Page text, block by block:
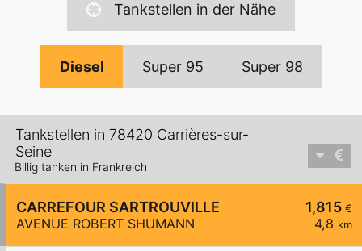
Tankstellen in der Nähe
Diesel Super 95 Super 98
Tankstellen in 78420 Carrières-sur-
Seine
Billig tanken in Frankreich
1,815 €
4,8 km
CARREFOUR SARTROUVILLE
AVENUE ROBERT SHUMANN